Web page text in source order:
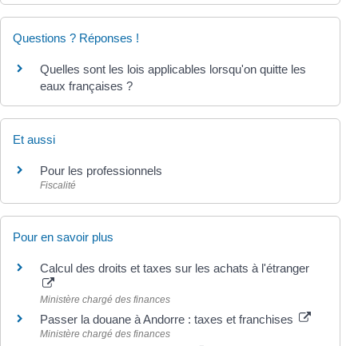
Questions ? Réponses !
Quelles sont les lois applicables lorsqu'on quitte les
eaux françaises ?
Et aussi
Pour les professionnels
Fiscalité
Pour en savoir plus
Calcul des droits et taxes sur les achats à l'étranger
Ministère chargé des finances
Passer la douane à Andorre : taxes et franchises
Ministère chargé des finances